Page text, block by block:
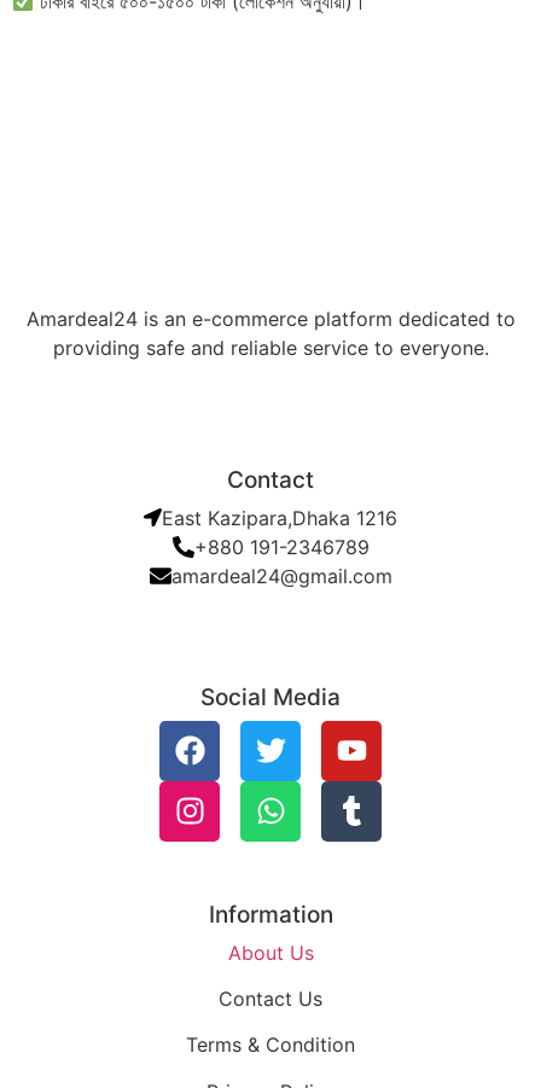
Amardeal24 is an e-commerce platform dedicated to
providing safe and reliable service to everyone.
Contact
East Kazipara,Dhaka 1216
+880 191-2346789
amardeal24@gmail.com
Social Media
Information
About Us
Contact Us
Terms & Condition